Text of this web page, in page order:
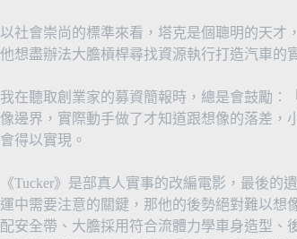
以社會崇尚的標準來看，塔克是個聰明的天才
他想盡辦法大膽槓桿尋找資源執行打造汽車的
我在聽取創業家的募資簡報時，總是會鼓勵：
像邊界，實際動手做了才知道跟想像的落差，
會得以實現。
《Tucker》是部真人實事的改編電影，最後
運中需要注意的關鍵，那他的後勢絕對難以想
配安全帶、大膽採用符合流體力學車身造型、